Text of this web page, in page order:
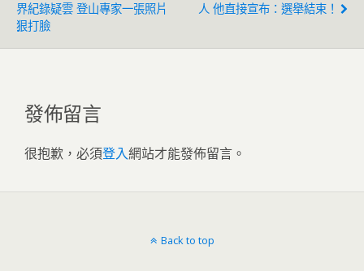
界紀錄疑雲 登山專家一張照片
狠打臉
人 他直接宣布：選舉結束！
發佈留言
很抱歉，必須登入網站才能發佈留言。
Back to top